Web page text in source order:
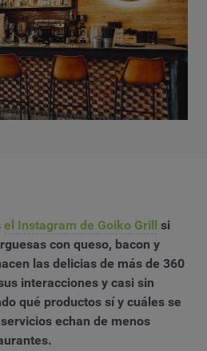
el Instagram de Goiko Grill si
con queso, bacon y
las delicias de más de 360
interacciones y casi sin
qué productos sí y cuáles se
echan de menos